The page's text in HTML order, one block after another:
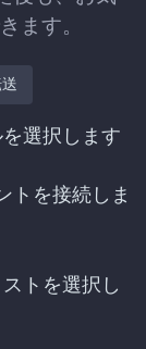
ます。
選択します
トを接続しま
トを選択し